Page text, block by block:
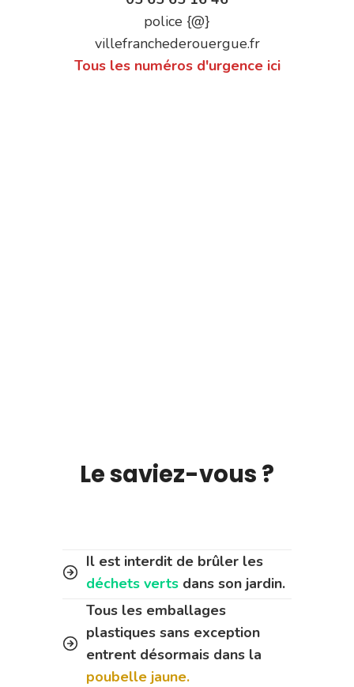
police {@}
villefranchederouergue.fr
Tous les numéros d'urgence ici
Le saviez-vous ?
Il est interdit de brûler les
déchets verts dans son jardin.
Tous les emballages
plastiques sans exception
entrent désormais dans la
poubelle jaune.